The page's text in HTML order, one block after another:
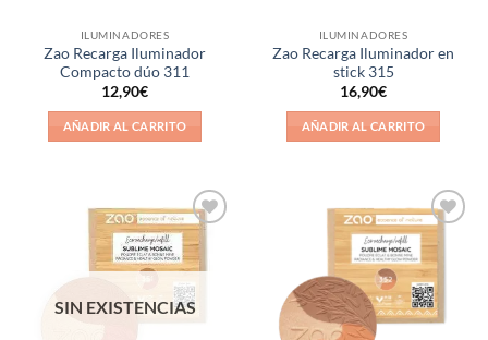
ILUMINADORES
Zao Recarga Iluminador
Compacto dúo 311
12,90€
AÑADIR AL CARRITO
ILUMINADORES
Zao Recarga Iluminador en
stick 315
16,90€
AÑADIR AL CARRITO
lista de
deseos
SIN EXISTENCIAS
lista de
deseos